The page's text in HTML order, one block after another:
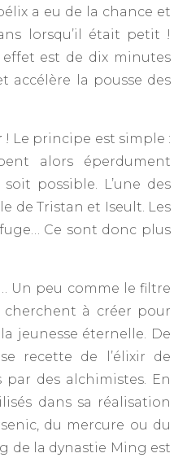
a eu de la chance et
lorsqu’il était petit !
est de dix minutes
accélère la pousse des
! Le principe est simple :
alors éperdument
possible. L’une des
de Tristan et Iseult. Les
Ce sont donc plus
Un peu comme le filtre
cherchent à créer pour
jeunesse éternelle. De
recette de l’élixir de
des alchimistes. En
dans sa réalisation
du mercure ou du
de la dynastie Ming est